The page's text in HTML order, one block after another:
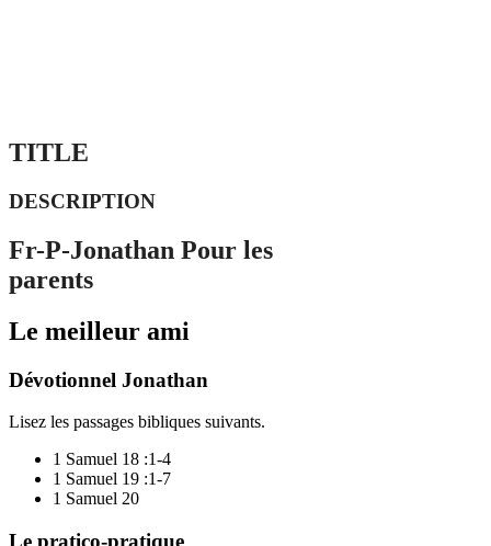
TITLE
DESCRIPTION
Fr-P-Jonathan Pour les
parents
Le meilleur ami
Dévotionnel Jonathan
Lisez les passages bibliques suivants.
1 Samuel 18 :1-4
1 Samuel 19 :1-7
1 Samuel 20
Le pratico-pratique